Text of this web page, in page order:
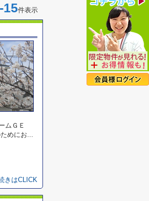
件表示
ムＧＥ
めにお...
きはCLICK